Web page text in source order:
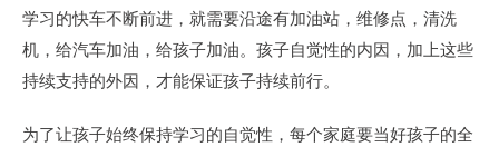
学习的快车不断前进，就需要沿途有加油站，维修点，清洗
机，给汽车加油，给孩子加油。孩子自觉性的内因，加上这些
持续支持的外因，才能保证孩子持续前行。
为了让孩子始终保持学习的自觉性，每个家庭要当好孩子的全